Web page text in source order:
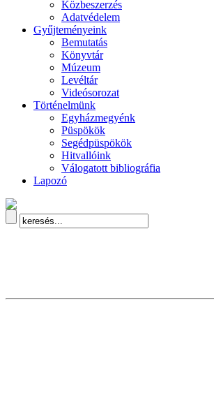
Közbeszerzés
Adatvédelem
Gyűjteményeink
Bemutatás
Könyvtár
Múzeum
Levéltár
Videósorozat
Történelmünk
Egyházmegyénk
Püspökök
Segédpüspökök
Hitvallóink
Válogatott bibliográfia
Lapozó